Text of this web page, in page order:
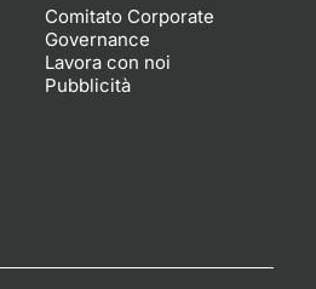
Comitato Corporate
Governance
Lavora con noi
Pubblicità